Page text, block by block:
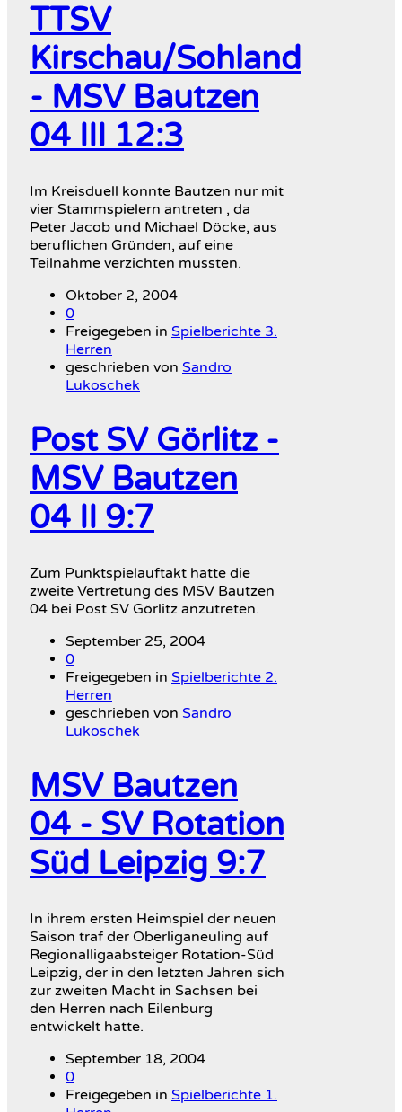
TTSV
Kirschau/Sohland
- MSV Bautzen
04 III 12:3
Im Kreisduell konnte Bautzen nur mit
vier Stammspielern antreten , da
Peter Jacob und Michael Döcke, aus
beruflichen Gründen, auf eine
Teilnahme verzichten mussten.
Oktober 2, 2004
0
Freigegeben in Spielberichte 3.
Herren
geschrieben von Sandro
Lukoschek
Post SV Görlitz -
MSV Bautzen
04 II 9:7
Zum Punktspielauftakt hatte die
zweite Vertretung des MSV Bautzen
04 bei Post SV Görlitz anzutreten.
September 25, 2004
0
Freigegeben in Spielberichte 2.
Herren
geschrieben von Sandro
Lukoschek
MSV Bautzen
04 - SV Rotation
Süd Leipzig 9:7
In ihrem ersten Heimspiel der neuen
Saison traf der Oberliganeuling auf
Regionalligaabsteiger Rotation-Süd
Leipzig, der in den letzten Jahren sich
zur zweiten Macht in Sachsen bei
den Herren nach Eilenburg
entwickelt hatte.
September 18, 2004
0
Freigegeben in Spielberichte 1.